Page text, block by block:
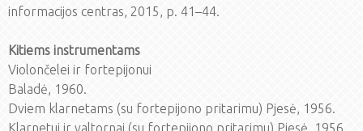
informacijos centras, 2015, p. 41–44.
Kitiems instrumentams
Violončelei ir fortepijonui
Baladė, 1960.
Dviem klarnetams (su fortepijono pritarimu) Pjesė, 1956.
Klarnetui ir valtornai (su fortepijono pritarimu) Pjesė, 1956.